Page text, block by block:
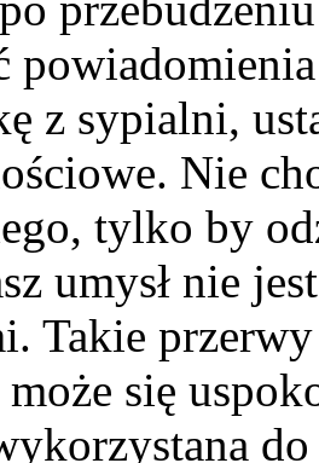
z sypialni,
Nie
tylko by
umysł nie
Takie
się